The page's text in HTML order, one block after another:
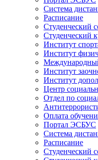
Система
Расписание
Студенческий
Студенческий
Институт
Институт
Институт
Институт
Центр
Отдел по
Оплата
Портал ЭСБУС
Система
Расписание
Студенческий